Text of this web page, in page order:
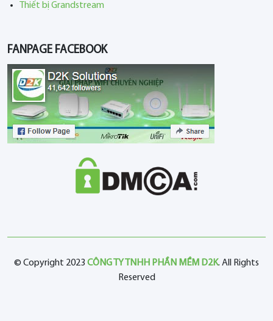
Thiết bị Grandstream
FANPAGE FACEBOOK
© Copyright 2023 CÔNG TY TNHH PHẦN MỀM D2K. All Rights
Reserved